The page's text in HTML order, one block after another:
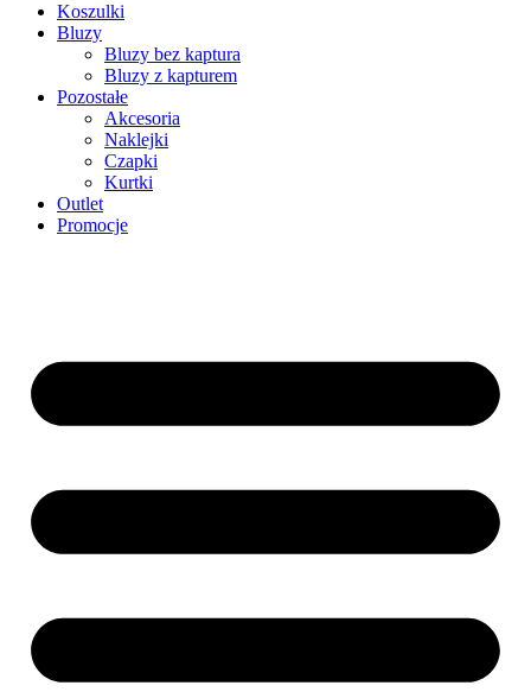
Koszulki
Bluzy
Bluzy bez kaptura
Bluzy z kapturem
Pozostałe
Akcesoria
Naklejki
Czapki
Kurtki
Outlet
Promocje